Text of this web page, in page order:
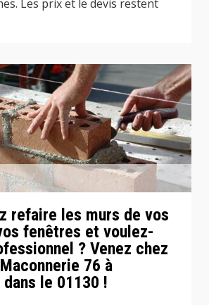
Les prix et le devis restent
refaire les murs de vos
fenêtres et voulez-
? Venez chez
76 à
le 01130 !